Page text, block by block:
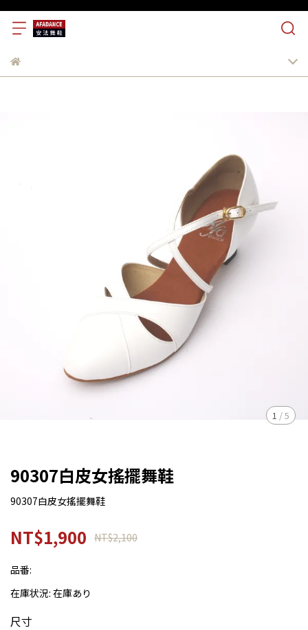
1 /5
90307白皮女搖擺舞鞋
90307白皮女搖擺舞鞋
NT$1,900 NT$2,100
品番:
在庫状況: 在庫あり
尺寸